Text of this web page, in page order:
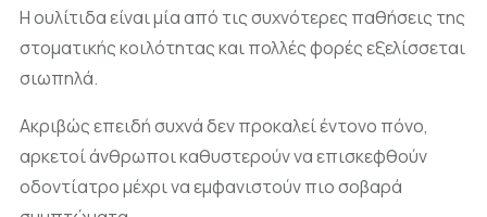
Η ουλίτιδα είναι μία από τις συχνότερες παθήσεις της
στοματικής κοιλότητας και πολλές φορές εξελίσσεται
σιωπηλά.
Ακριβώς επειδή συχνά δεν προκαλεί έντονο πόνο,
αρκετοί άνθρωποι καθυστερούν να επισκεφθούν
οδοντίατρο μέχρι να εμφανιστούν πιο σοβαρά